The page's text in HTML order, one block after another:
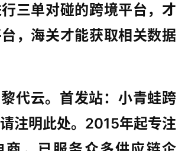
三单对碰的跨境平台，才
，海关才能获取相关数据
代云。首发站：小青蛙跨
注明此处。2015年起专注